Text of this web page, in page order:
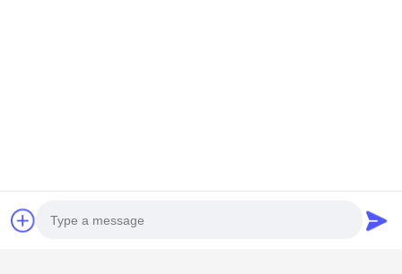
populaire categorieën Alle